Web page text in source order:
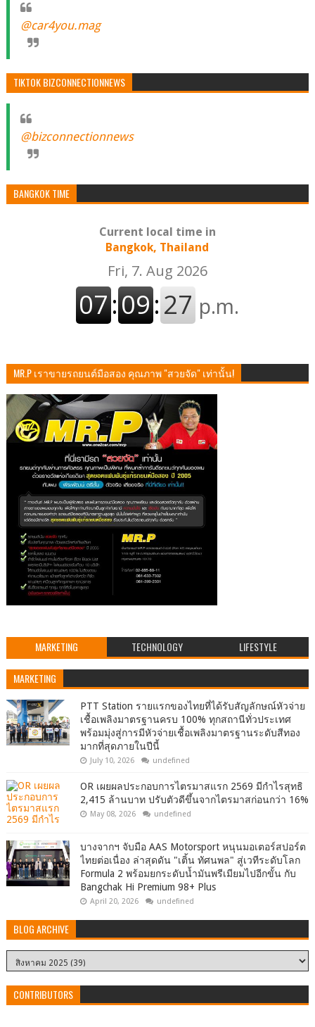
@car4you.mag
TIKTOK BIZCONNECTIONNEWS
@bizconnectionnews
BANGKOK TIME
Current local time in
Bangkok, Thailand
MR.P เราขายรถยนต์มือสอง คุณภาพ "สวยจัด" เท่านั้น!
MARKETING TECHNOLOGY LIFESTYLE
MARKETING
PTT Station รายแรกของไทยที่ได้รับสัญลักษณ์หัวจ่าย
เชื้อเพลิงมาตรฐานครบ 100% ทุกสถานีทั่วประเทศ
พร้อมมุ่งสู่การมีหัวจ่ายเชื้อเพลิงมาตรฐานระดับสีทอง
มากที่สุดภายในปีนี้
July 10, 2026 undefined
OR เผยผลประกอบการไตรมาสแรก 2569 มีกำไรสุทธิ
2,415 ล้านบาท ปรับตัวดีขึ้นจากไตรมาสก่อนกว่า 16%
May 08, 2026 undefined
บางจากฯ จับมือ AAS Motorsport หนุนมอเตอร์สปอร์ต
ไทยต่อเนื่อง ล่าสุดดัน "เติ้น ทัศนพล" สู่เวทีระดับโลก
Formula 2 พร้อมยกระดับน้ำมันพรีเมียมไปอีกขั้น กับ
Bangchak Hi Premium 98+ Plus
April 20, 2026 undefined
BLOG ARCHIVE
CONTRIBUTORS